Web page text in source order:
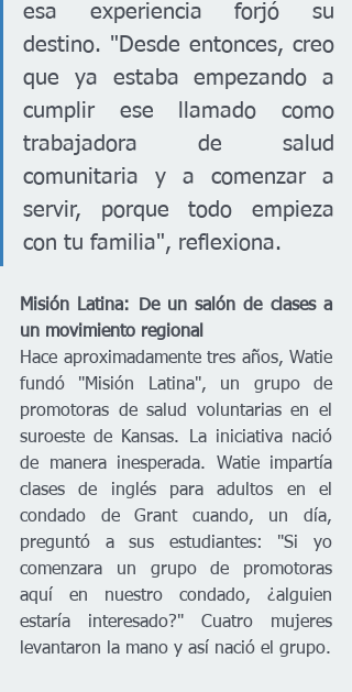
esa experiencia forjó su
destino. "Desde entonces, creo
que ya estaba empezando a
cumplir ese llamado como
trabajadora de salud
comunitaria y a comenzar a
servir, porque todo empieza
con tu familia", reflexiona.
Misión Latina: De un salón de clases a
un movimiento regional
Hace aproximadamente tres años, Watie
fundó "Misión Latina", un grupo de
promotoras de salud voluntarias en el
suroeste de Kansas. La iniciativa nació
de manera inesperada. Watie impartía
clases de inglés para adultos en el
condado de Grant cuando, un día,
preguntó a sus estudiantes: "Si yo
comenzara un grupo de promotoras
aquí en nuestro condado, ¿alguien
estaría interesado?" Cuatro mujeres
levantaron la mano y así nació el grupo.